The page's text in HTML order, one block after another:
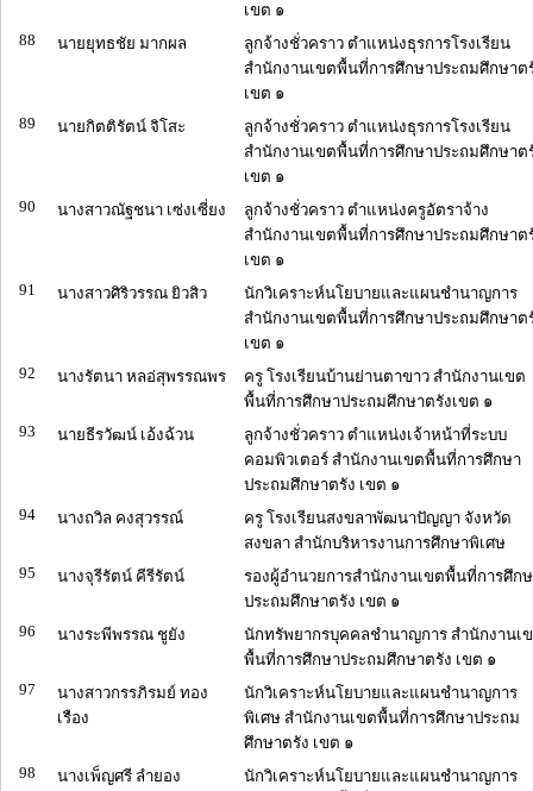
เขต ๑
88
นายยุทธชัย มากผล
ลูกจ้างชั่วคราว ตำแหน่งธุรการโรงเรียน
สำนักงานเขตพื้นที่การศึกษาประถมศึกษาต
เขต ๑
89
นายกิตติรัตน์ จิโสะ
ลูกจ้างชั่วคราว ตำแหน่งธุรการโรงเรียน
สำนักงานเขตพื้นที่การศึกษาประถมศึกษาต
เขต ๑
90
นางสาวณัฐชนา เซ่งเซี่ยง
ลูกจ้างชั่วคราว ตำแหน่งครูอัตราจ้าง
สำนักงานเขตพื้นที่การศึกษาประถมศึกษาต
เขต ๑
91
นางสาวศิริวรรณ ยิวสิว
นักวิเคราะห์นโยบายและแผนชำนาญการ
สำนักงานเขตพื้นที่การศึกษาประถมศึกษาต
เขต ๑
92
นางรัตนา หลอ่สุพรรณพร
ครู โรงเรียนบ้านย่านตาขาว สำนักงานเขต
พื้นที่การศึกษาประถมศึกษาตรังเขต ๑
93
นายธีรวัฒน์ เอ้งฉ้วน
ลูกจ้างชั่วคราว ตำแหน่งเจ้าหน้าที่ระบบ
คอมพิวเตอร์ สำนักงานเขตพื้นที่การศึกษา
ประถมศึกษาตรัง เขต ๑
94
นางถวิล คงสุวรรณ์
ครู โรงเรียนสงขลาพัฒนาปัญญา จังหวัด
สงขลา สำนักบริหารงานการศึกษาพิเศษ
95
นางจุรีรัตน์ คีรีรัตน์
รองผู้อำนวยการสำนักงานเขตพื้นที่การศึก
ประถมศึกษาตรัง เขต ๑
96
นางระพีพรรณ ชูยัง
นักทรัพยากรบุคคลชำนาญการ สำนักงานเ
พื้นที่การศึกษาประถมศึกษาตรัง เขต ๑
97
นางสาวกรรภิรมย์ ทอง
เรือง
นักวิเคราะห์นโยบายและแผนชำนาญการ
พิเศษ สำนักงานเขตพื้นที่การศึกษาประถม
ศึกษาตรัง เขต ๑
98
นางเพ็ญศรี ลำยอง
นักวิเคราะห์นโยบายและแผนชำนาญการ